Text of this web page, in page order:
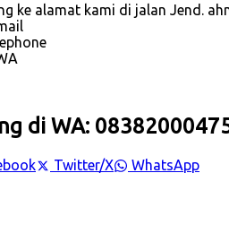
ke alamat kami di jalan Jend.
di WA:
Twitter/X WhatsApp